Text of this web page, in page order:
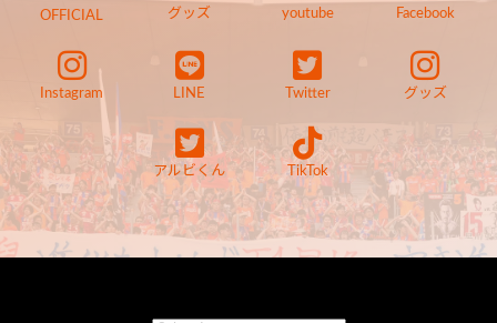
OFFICIAL グッズ youtube Facebook
Instagram LINE Twitter グッズ
アルビくん TikTok